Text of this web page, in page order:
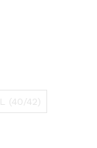
L (40/42)